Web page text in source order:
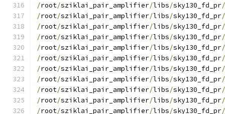
/root/sziklai_pair_amplifier/libs/sky130_fd_pr/
/root/sziklai_pair_amplifier/libs/sky130_fd_pr/
/root/sziklai_pair_amplifier/libs/sky130_fd_pr/
/root/sziklai_pair_amplifier/libs/sky130_fd_pr/
/root/sziklai_pair_amplifier/libs/sky130_fd_pr/
/root/sziklai_pair_amplifier/libs/sky130_fd_pr/
/root/sziklai_pair_amplifier/libs/sky130_fd_pr/
/root/sziklai_pair_amplifier/libs/sky130_fd_pr/
/root/sziklai_pair_amplifier/libs/sky130_fd_pr/
/root/sziklai_pair_amplifier/libs/sky130_fd_pr/
/root/sziklai_pair_amplifier/libs/sky130_fd_pr/